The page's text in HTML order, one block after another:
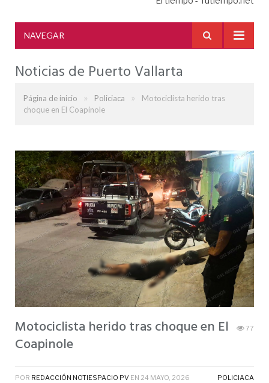
NAVEGAR
Noticias de Puerto Vallarta
Página de inicio » Policiaca »
Motociclista herido tras
choque en El Coapinole
Motociclista herido tras choque en El
Coapinole
77
POR REDACCIÓN NOTIESPACIO PV EN 24 MAYO, 2026 POLICIACA